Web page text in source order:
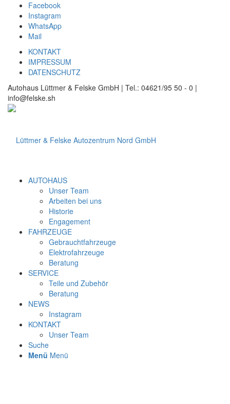
Facebook
Instagram
WhatsApp
Mail
KONTAKT
IMPRESSUM
DATENSCHUTZ
Autohaus Lüttmer & Felske GmbH | Tel.: 04621/95 50 - 0 |
info@felske.sh
AUTOHAUS
Unser Team
Arbeiten bei uns
Historie
Engagement
FAHRZEUGE
Gebrauchtfahrzeuge
Elektrofahrzeuge
Beratung
SERVICE
Teile und Zubehör
Beratung
NEWS
Instagram
KONTAKT
Unser Team
Suche
Menü Menü